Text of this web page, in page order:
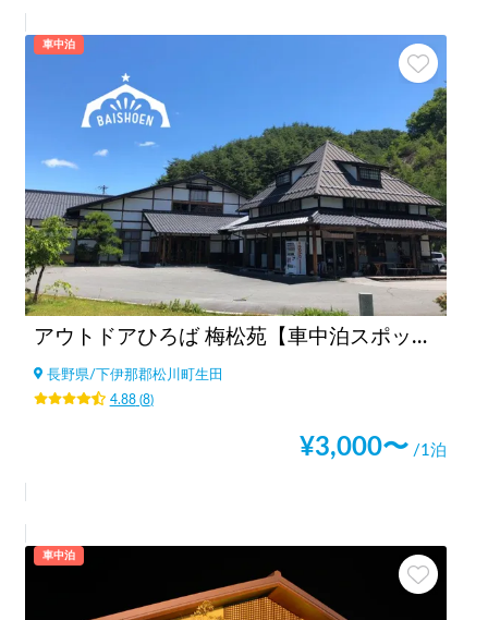
車中泊
アウトドアひろば 梅松苑【車中泊スポット駐車場エリア🚐】
長野県/下伊那郡松川町生田
4.88(8)
¥3,000〜 /1泊
車中泊